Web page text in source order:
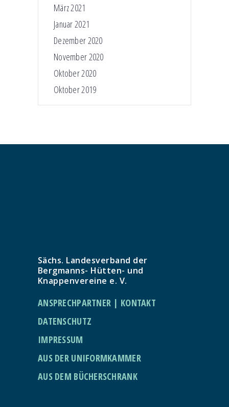
März 2021
Januar 2021
Dezember 2020
November 2020
Oktober 2020
Oktober 2019
Sächs. Landesverband der
Bergmanns- Hütten- und
Knappenvereine e. V.
ANSPRECHPARTNER | KONTAKT
DATENSCHUTZ
IMPRESSUM
AUS DER UNIFORMKAMMER
AUS DEM BÜCHERSCHRANK